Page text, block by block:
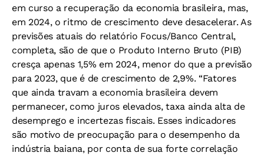
em curso a recuperação da economia brasileira, mas,
em 2024, o ritmo de crescimento deve desacelerar. As
previsões atuais do relatório Focus/Banco Central,
completa, são de que o Produto Interno Bruto (PIB)
cresça apenas 1,5% em 2024, menor do que a previsão
para 2023, que é de crescimento de 2,9%. “Fatores
que ainda travam a economia brasileira devem
permanecer, como juros elevados, taxa ainda alta de
desemprego e incertezas fiscais. Esses indicadores
são motivo de preocupação para o desempenho da
indústria baiana, por conta de sua forte correlação